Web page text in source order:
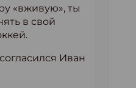
«вживую», ты
в свой
Иван